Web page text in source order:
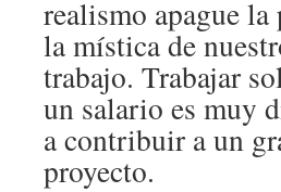
realismo apague la
la mística de
trabajo. Trabajar
un salario es muy
a contribuir a un
proyecto.